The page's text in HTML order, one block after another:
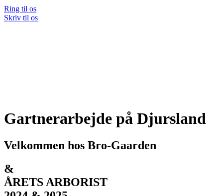
Ring til os
Skriv til os
Gartnerarbejde på Djursland
Velkommen hos Bro-Gaarden
&
ÅRETS ARBORIST